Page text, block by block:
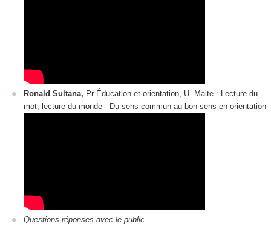
Ronald Sultana, Pr Éducation et orientation, U. Malte : Lecture du
mot, lecture du monde - Du sens commun au bon sens en orientation
Questions-réponses avec le public